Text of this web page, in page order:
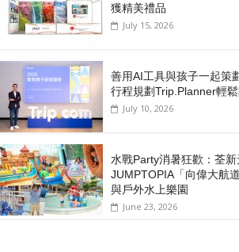
獲精美禮品
July 15, 2026
善用AI工具與孩子一起策
行程規劃Trip.Planner輕
July 10, 2026
水戰Party消暑狂歡：荃新
JUMPTOPIA「向偉大航
與戶外水上樂園
June 23, 2026